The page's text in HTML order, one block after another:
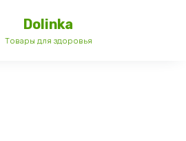
Dolinka
Товары для здоровья